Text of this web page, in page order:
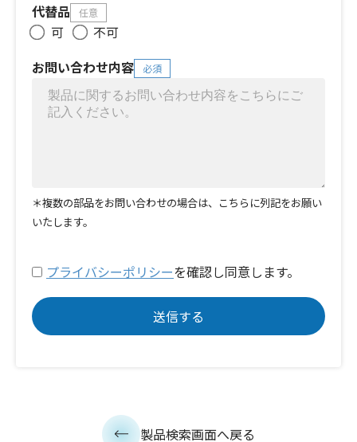
代替品 任意
可
不可
お問い合わせ内容
必須
＊複数の部品をお問い合わせの場合は、こちらに列記をお願い
いたします。
プライバシーポリシーを確認し同意します。
製品検索画面へ戻る